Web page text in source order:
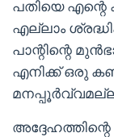
പതിയെ എന്റെ
എല്ലാം
പാന്റിന്റെ
എനിക്ക് ഒരു